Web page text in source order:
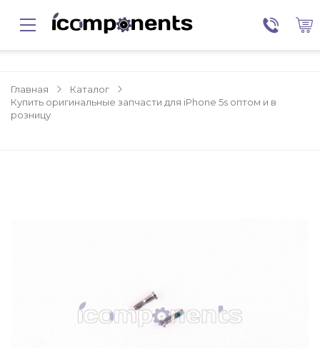
Главная
Каталог
Купить оригинальные запчасти для iPhone 5s оптом и в
розницу